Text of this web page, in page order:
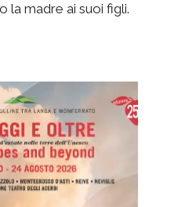
la madre ai suoi figli.